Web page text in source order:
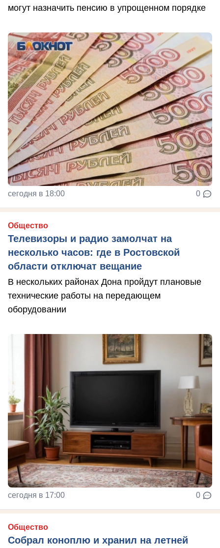
могут назначить пенсию в упрощенном порядке
сегодня в 18:00 0
Общество
Телевизоры и радио замолчат на
несколько часов: где в Ростовской
области отключат вещание
В нескольких районах Дона пройдут плановые
технические работы на передающем
оборудовании
сегодня в 17:00 0
Общество
Собрал коноплю и хранил на летней